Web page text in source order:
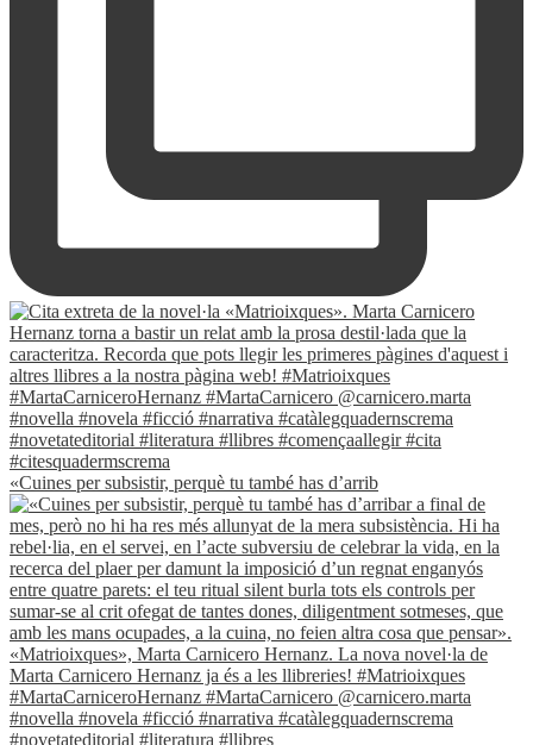
«Cuines per subsistir, perquè tu també has d’arrib